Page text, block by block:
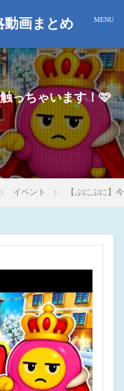
動画まとめ
っちゃいます！🩷
イベント 【ぷにぷに】